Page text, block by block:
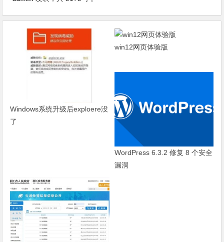
Windows系统升级后exploere没
了
win12网页体验版
WordPress 6.3.2 修复 8 个安全
漏洞